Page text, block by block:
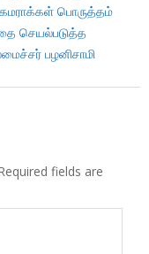
பொருத்தம்
செயல்படுத்த
பழனிசாமி
fields are